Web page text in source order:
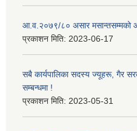
आ.व.२०७९/८० असार मसान्तसम्मको
प्रकाशन मिति: 2023-06-17
सबै कार्यपालिका सदस्य ज्यूहरू, गैर
सम्बन्धमा !
प्रकाशन मिति: 2023-05-31